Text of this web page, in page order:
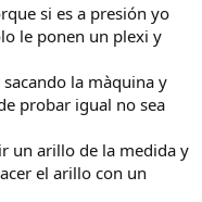
si es a presión yo
le ponen un plexi y
la màquina y
probar igual no sea
un arillo de la medida y
el arillo con un